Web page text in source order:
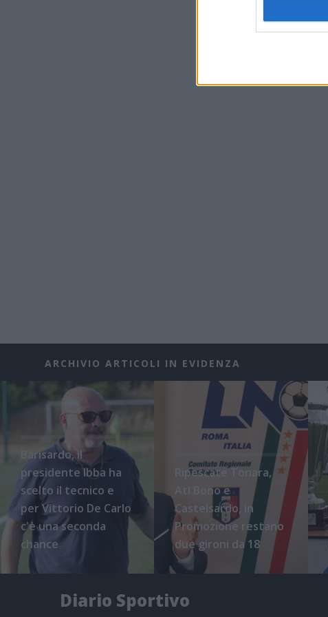
ARCHIVIO ARTICOLI IN EVIDENZA
Barisardo, il
presidente Ibba ha
scelto il tecnico e
per Vittorio De Carlo
c'è una seconda
chance
Ripescate Tonara,
Atl Bono e
Castelsardo, in
Promozione restano
due gironi da 18
Diario Sportivo